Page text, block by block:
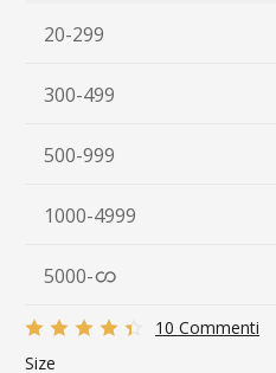
20-299
300-499
500-999
1000-4999
5000-
10 Commenti
Size